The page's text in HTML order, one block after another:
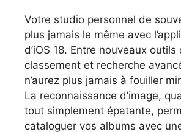
Votre studio personnel de
plus jamais le même avec
d’iOS 18. Entre nouveaux outils
classement et recherche
n’aurez plus jamais à fouiller
La reconnaissance d’image,
tout simplement épatante,
cataloguer vos albums avec